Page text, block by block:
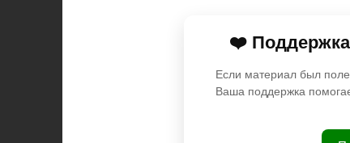
❤️ Поддержка
Если материал был
Ваша поддержка